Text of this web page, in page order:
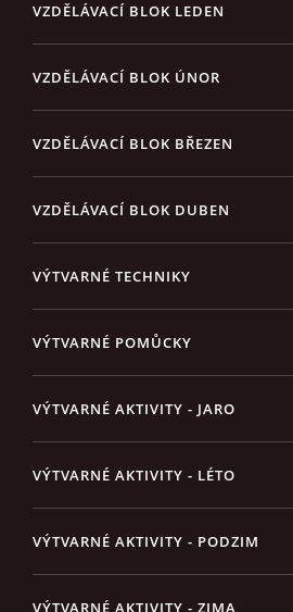
VZDĚLÁVACÍ BLOK LEDEN
VZDĚLÁVACÍ BLOK ÚNOR
VZDĚLÁVACÍ BLOK BŘEZEN
VZDĚLÁVACÍ BLOK DUBEN
VÝTVARNÉ TECHNIKY
VÝTVARNÉ POMŮCKY
VÝTVARNÉ AKTIVITY - JARO
VÝTVARNÉ AKTIVITY - LÉTO
VÝTVARNÉ AKTIVITY - PODZIM
VÝTVARNÉ AKTIVITY - ZIMA